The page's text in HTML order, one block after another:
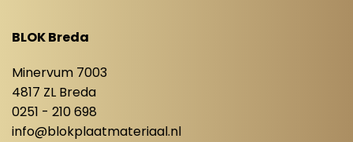
BLOK Breda
Minervum 7003
4817 ZL Breda
0251 - 210 698
info@blokplaatmateriaal.nl